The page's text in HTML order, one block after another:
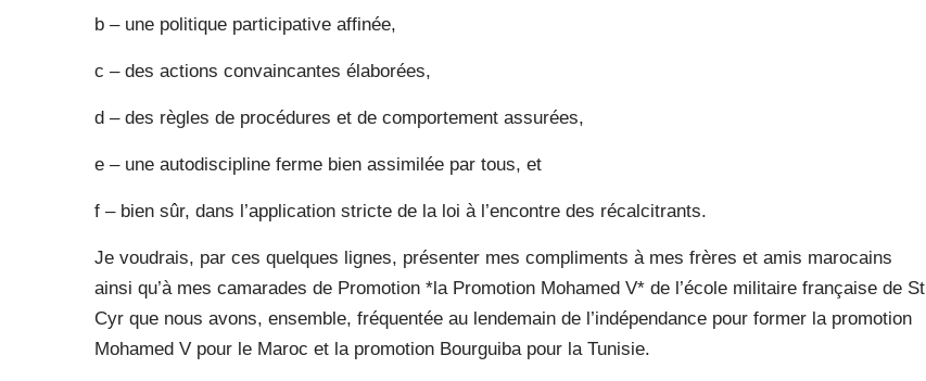
b – une politique participative affinée,
c – des actions convaincantes élaborées,
d – des règles de procédures et de comportement assurées,
e – une autodiscipline ferme bien assimilée par tous, et
f – bien sûr, dans l’application stricte de la loi à l’encontre des récalcitrants.
Je voudrais, par ces quelques lignes, présenter mes compliments à mes frères et amis marocains
ainsi qu’à mes camarades de Promotion *la Promotion Mohamed V* de l’école militaire française de St
Cyr que nous avons, ensemble, fréquentée au lendemain de l’indépendance pour former la promotion
Mohamed V pour le Maroc et la promotion Bourguiba pour la Tunisie.